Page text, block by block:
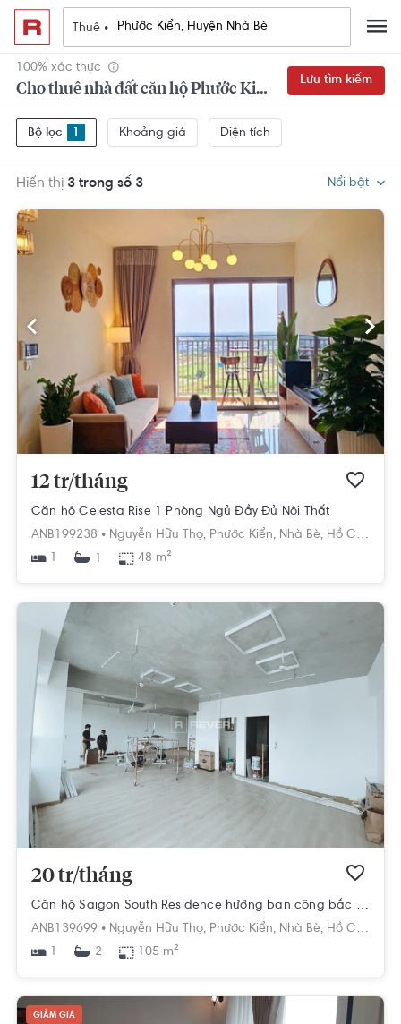
Thuê •
100% xác thực
Cho thuê nhà đất căn hộ Phước Kiển, Huyện Nhà Bè 1 phòng ngủ
Lưu tìm kiếm
Bộ lọc 1 Khoảng giá Diện tích
Hiển thị 3 trong số 3 Nổi bật
12 tr/tháng
Căn hộ Celesta Rise 1 Phòng Ngủ Đầy Đủ Nội Thất
ANB199238 • Nguyễn Hữu Thọ, Phước Kiển, Nhà Bè, Hồ Chí Minh
1
1 48 m²
20 tr/tháng
Căn hộ Saigon South Residence hướng ban công bắc nội thất cơ bản diện tích 105m².
ANB139699 • Nguyễn Hữu Thọ, Phước Kiển, Nhà Bè, Hồ Chí Minh
2 105 m²
GIẢM GIÁ